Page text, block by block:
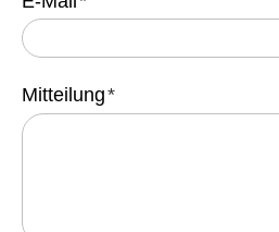
STICHWORTVERZEICHNIS
Mitteilung*